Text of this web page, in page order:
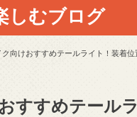
しむブログ
ク向けおすすめテールライト！装着位
すすめテール